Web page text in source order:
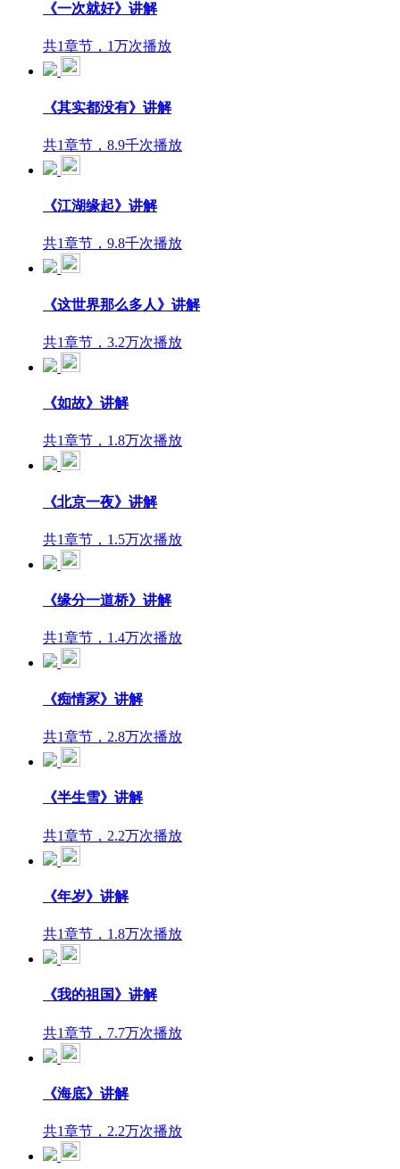
《一次就好》讲解
共1章节，1万次播放
《其实都没有》讲解
共1章节，8.9千次播放
《江湖缘起》讲解
共1章节，9.8千次播放
《这世界那么多人》讲解
共1章节，3.2万次播放
《如故》讲解
共1章节，1.8万次播放
《北京一夜》讲解
共1章节，1.5万次播放
《缘分一道桥》讲解
共1章节，1.4万次播放
《痴情冢》讲解
共1章节，2.8万次播放
《半生雪》讲解
共1章节，2.2万次播放
《年岁》讲解
共1章节，1.8万次播放
《我的祖国》讲解
共1章节，7.7万次播放
《海底》讲解
共1章节，2.2万次播放